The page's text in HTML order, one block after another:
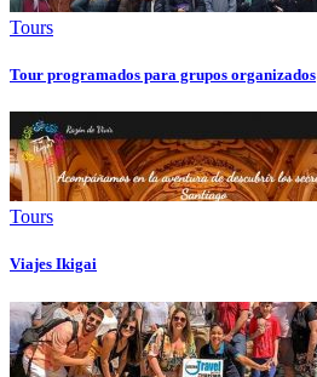
Tours
Tour programados para grupos organizados
Tours
Viajes Ikigai